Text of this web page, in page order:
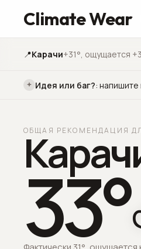
Climate Wear
📍Карачи+31°, ощущается
Идея или баг?:
ОБЩАЯ РЕКОМЕНДАЦИЯ
33°